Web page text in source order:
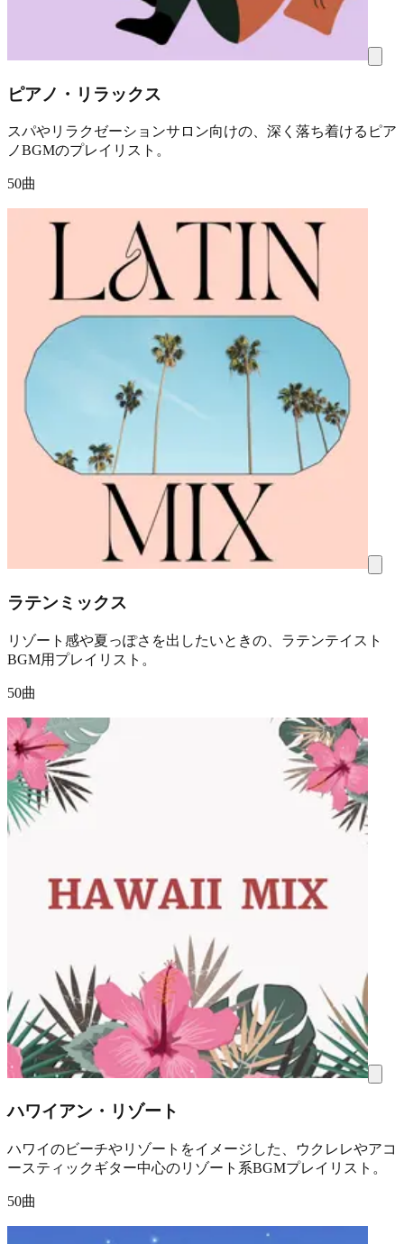
ピアノ・リラックス
スパやリラクゼーションサロン向けの、深く落ち着けるピア
ノBGMのプレイリスト。
50曲
ラテンミックス
リゾート感や夏っぽさを出したいときの、ラテンテイスト
BGM用プレイリスト。
50曲
ハワイアン・リゾート
ハワイのビーチやリゾートをイメージした、ウクレレやアコ
ースティックギター中心のリゾート系BGMプレイリスト。
50曲